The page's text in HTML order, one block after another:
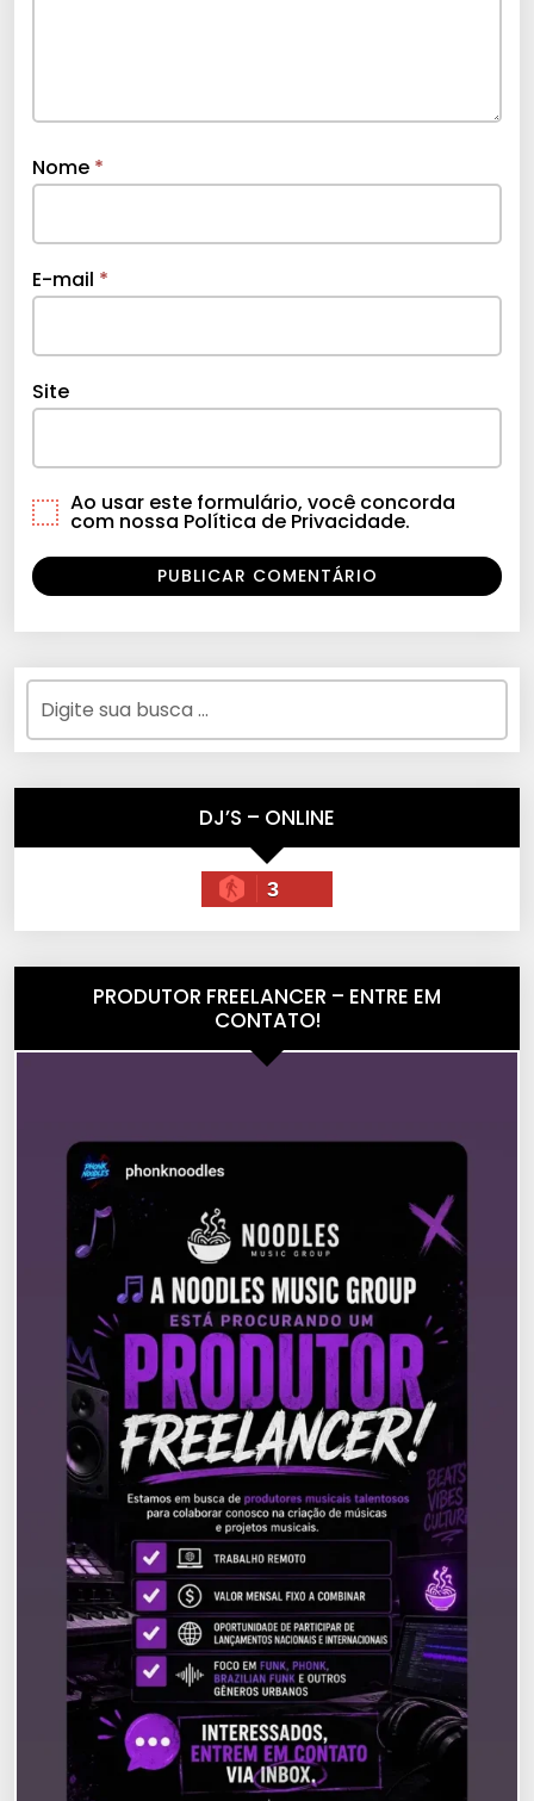
Nome *
E-mail *
Site
Ao usar este formulário, você concorda
com nossa Política de Privacidade.
DJ’S – ONLINE
3
PRODUTOR FREELANCER – ENTRE EM
CONTATO!